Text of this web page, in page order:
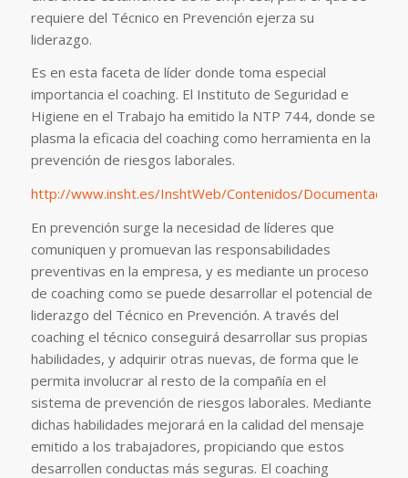
requiere del Técnico en Prevención ejerza su
liderazgo.
Es en esta faceta de líder donde toma especial
importancia el coaching. El Instituto de Seguridad e
Higiene en el Trabajo ha emitido la NTP 744, donde se
plasma la eficacia del coaching como herramienta en la
prevención de riesgos laborales.
http://www.insht.es/InshtWeb/Contenidos/
En prevención surge la necesidad de líderes que
comuniquen y promuevan las responsabilidades
preventivas en la empresa, y es mediante un proceso
de coaching como se puede desarrollar el potencial de
liderazgo del Técnico en Prevención. A través del
coaching el técnico conseguirá desarrollar sus propias
habilidades, y adquirir otras nuevas, de forma que le
permita involucrar al resto de la compañía en el
sistema de prevención de riesgos laborales. Mediante
dichas habilidades mejorará en la calidad del mensaje
emitido a los trabajadores, propiciando que estos
desarrollen conductas más seguras. El coaching